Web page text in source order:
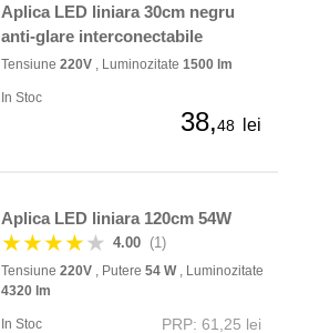
Aplica LED liniara 30cm negru
anti-glare interconectabile
Tensiune 220V , Luminozitate 1500 lm
In Stoc
38,48 lei
Aplica LED liniara 120cm 54W
★★★★★ 4.00 (1)
Tensiune 220V , Putere 54 W, Luminozitate
4320 lm
In Stoc PRP: 61,25 lei